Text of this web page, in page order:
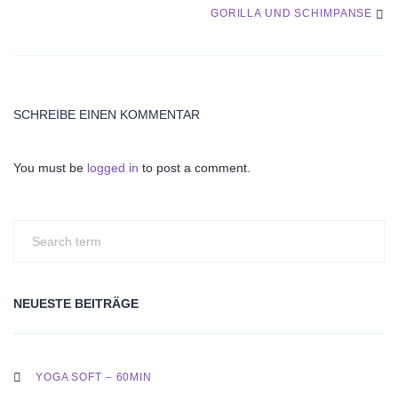
GORILLA UND SCHIMPANSE
SCHREIBE EINEN KOMMENTAR
You must be logged in to post a comment.
NEUESTE BEITRÄGE
YOGA SOFT – 60MIN